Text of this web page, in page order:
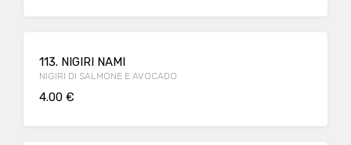
113. NIGIRI NAMI
NIGIRI DI SALMONE E AVOCADO
4.00 €